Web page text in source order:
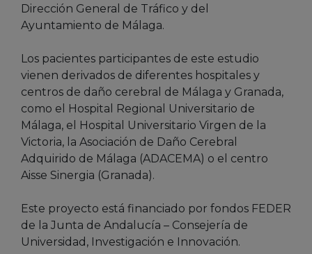
Dirección General de Tráfico y del
Ayuntamiento de Málaga.
Los pacientes participantes de este estudio
vienen derivados de diferentes hospitales y
centros de daño cerebral de Málaga y Granada,
como el Hospital Regional Universitario de
Málaga, el Hospital Universitario Virgen de la
Victoria, la Asociación de Daño Cerebral
Adquirido de Málaga (ADACEMA) o el centro
Aisse Sinergia (Granada).
Este proyecto está financiado por fondos FEDER
de la Junta de Andalucía – Consejería de
Universidad, Investigación e Innovación.